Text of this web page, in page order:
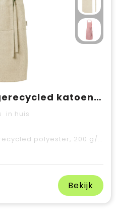
Pheebs 200 g/m² gerecycled katoenen schort
in huis
polyester, 200 g/m2
Bekijk